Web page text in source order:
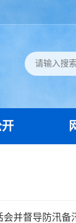
并督导防汛备